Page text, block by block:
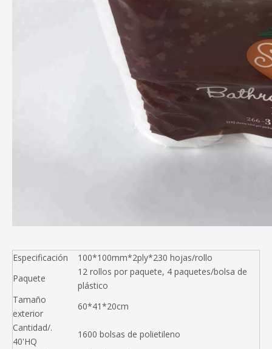
Especificación
100*100mm*2ply*230 hojas/rollo
Paquete
12 rollos por paquete, 4 paquetes/bolsa de
plástico
Tamaño
exterior
60*41*20cm
Cantidad/.
40'HQ
1600 bolsas de polietileno